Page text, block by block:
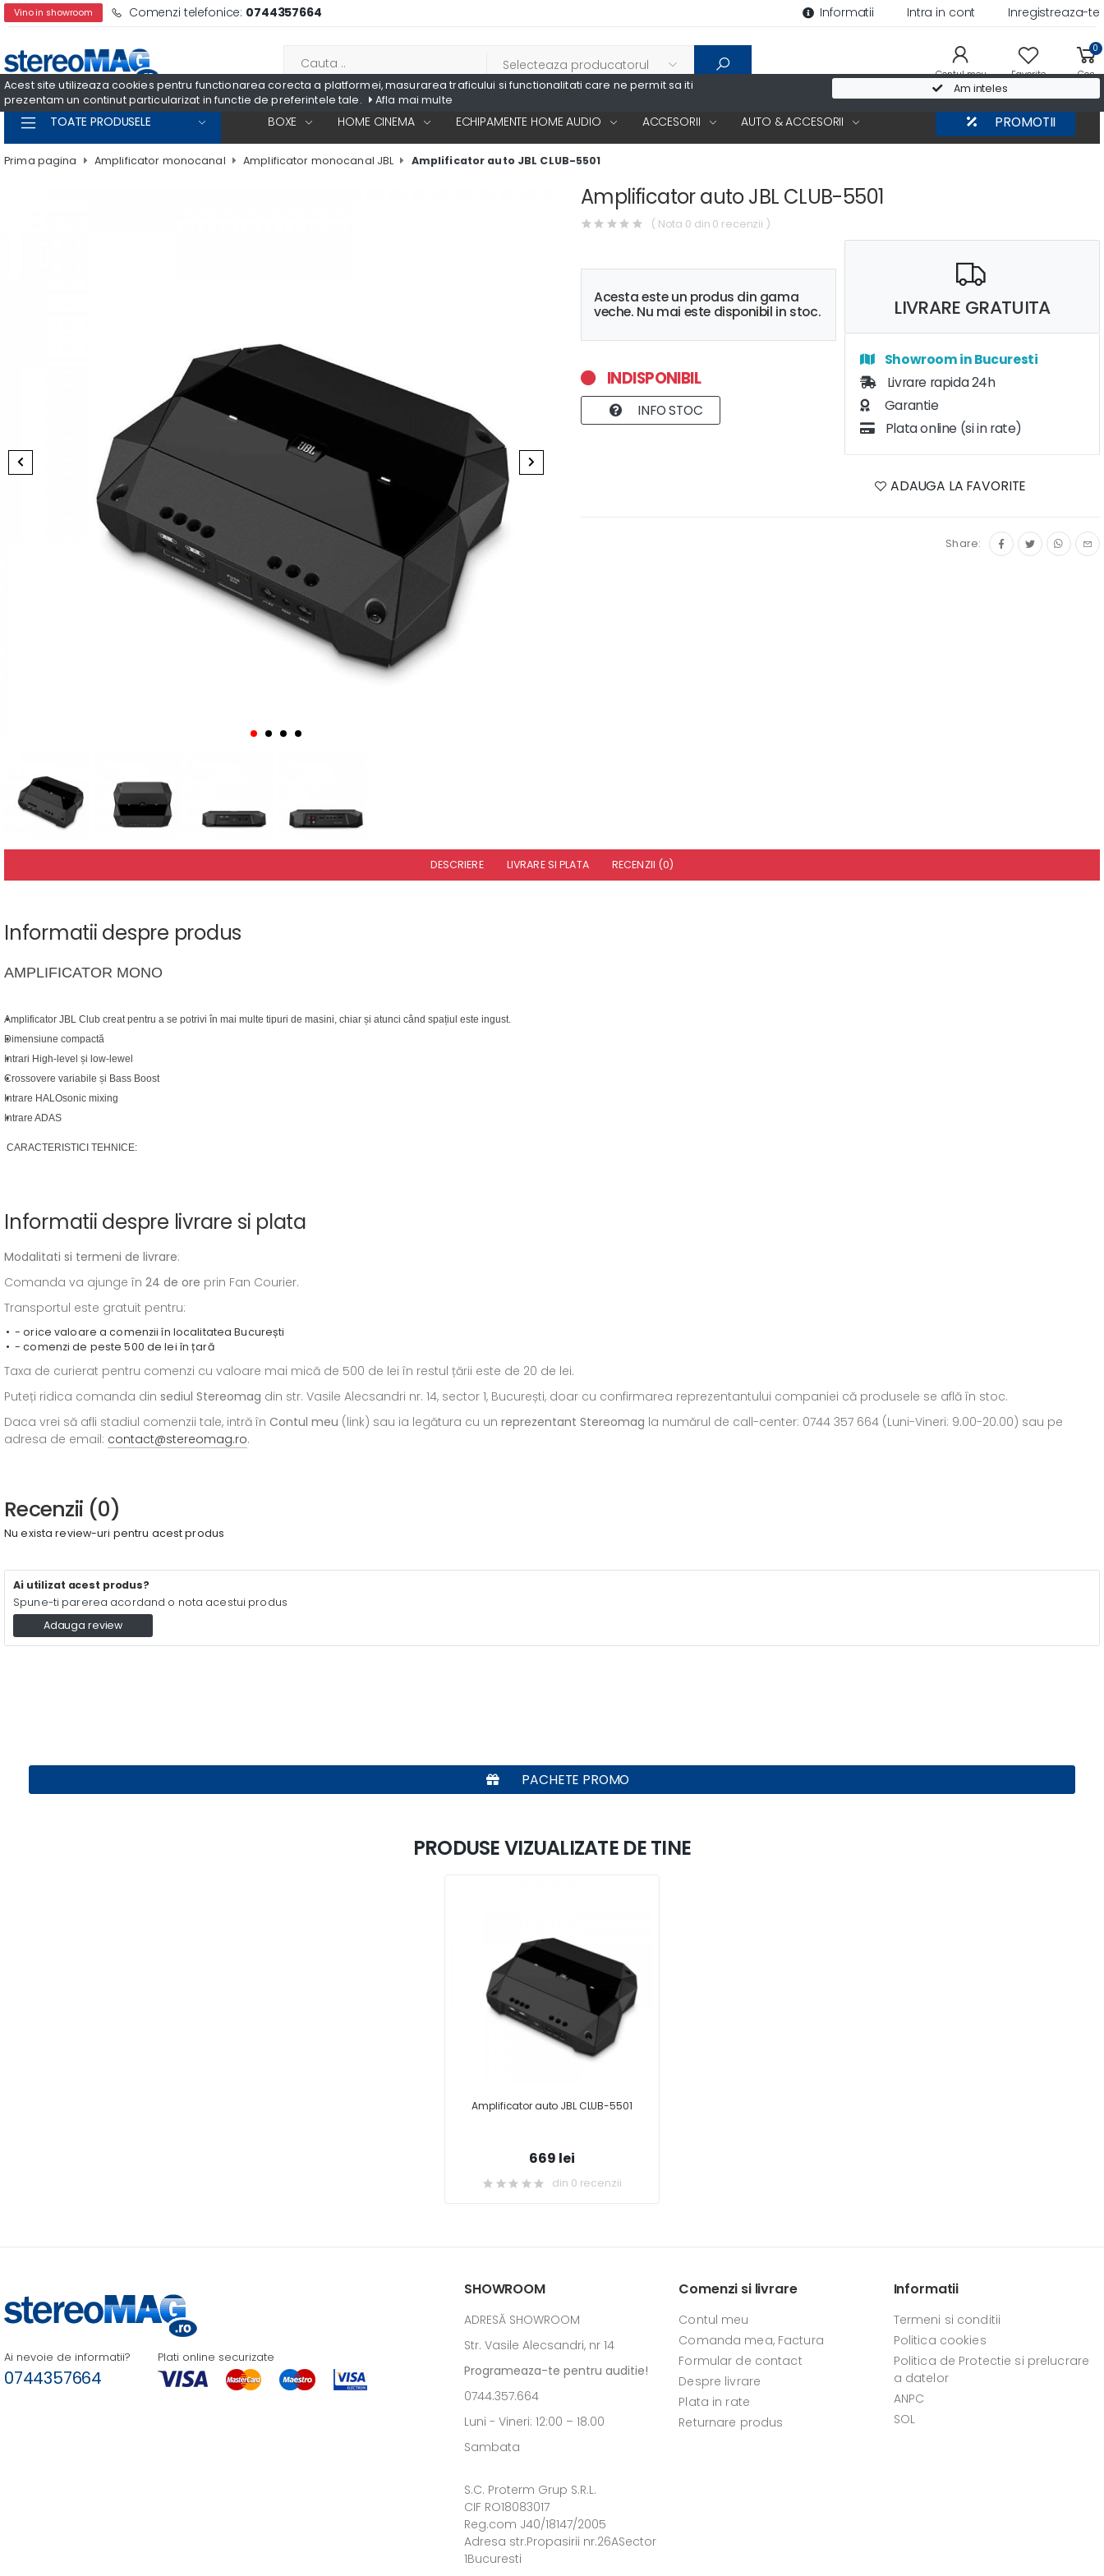
Acest site utilizeaza cookies pentru functionarea corecta a platformei, masurarea traficului si functionalitati care ne permit sa iti
prezentam un continut particularizat in functie de preferintele tale.
Afla mai multe
Am inteles
Vino in showroom Comenzi telefonice: 0744357664 Informatii Intra in cont Inregistreaza-te
Contul meu Favorite
0
Cos
TOATE PRODUSELE BOXE HOME CINEMA ECHIPAMENTE HOME AUDIO ACCESORII AUTO & ACCESORII PROMOTII
Prima pagina Amplificator monocanal Amplificator monocanal JBL Amplificator auto JBL CLUB-5501
Amplificator auto JBL CLUB-5501
( Nota 0 din 0 recenzii )
Acesta este un produs din gama
veche. Nu mai este disponibil in stoc.
INDISPONIBIL
INFO STOC
LIVRARE GRATUITA
Showroom in Bucuresti
Livrare rapida 24h
Garantie
Plata online (si in rate)
ADAUGA LA FAVORITE
Share:
DESCRIERE LIVRARE SI PLATA RECENZII (0)
Informatii despre produs
AMPLIFICATOR MONO
Amplificator JBL Club creat pentru a se potrivi în mai multe tipuri de masini, chiar și atunci când spațiul este ingust.
Dimensiune compactă
Intrari High-level și low-lewel
Crossovere variabile și Bass Boost
Intrare HALOsonic mixing
Intrare ADAS
CARACTERISTICI TEHNICE:
Informatii despre livrare si plata
Modalitati si termeni de livrare:
Comanda va ajunge în 24 de ore prin Fan Courier.
Transportul este gratuit pentru:
- orice valoare a comenzii în localitatea București
- comenzi de peste 500 de lei în țară
Taxa de curierat pentru comenzi cu valoare mai mică de 500 de lei în restul țării este de 20 de lei.
Puteți ridica comanda din sediul Stereomag din str. Vasile Alecsandri nr. 14, sector 1, București, doar cu confirmarea reprezentantului companiei că produsele se află în stoc.
Daca vrei să afli stadiul comenzii tale, intră în Contul meu (link) sau ia legătura cu un reprezentant Stereomag la numărul de call-center: 0744 357 664 (Luni-Vineri: 9.00-20.00) sau pe
adresa de email: contact@stereomag.ro.
Recenzii (0)
Nu exista review-uri pentru acest produs
Ai utilizat acest produs?
Spune-ti parerea acordand o nota acestui produs
Adauga review
PACHETE PROMO
PRODUSE VIZUALIZATE DE TINE
Amplificator auto JBL CLUB-5501
669 lei
din 0 recenzii
Ai nevoie de informatii?
0744357664
Plati online securizate
SHOWROOM
ADRESĂ SHOWROOM
Str. Vasile Alecsandri, nr 14
Programeaza-te pentru auditie!
0744.357.664
Luni - Vineri: 12:00 – 18.00
Sambata
S.C. Proterm Grup S.R.L.
CIF RO18083017
Reg.com J40/18147/2005
Adresa str.Propasirii nr.26ASector
1Bucuresti
Comenzi si livrare
Contul meu
Comanda mea, Factura
Formular de contact
Despre livrare
Plata in rate
Returnare produs
Informatii
Termeni si conditii
Politica cookies
Politica de Protectie si prelucrare
a datelor
ANPC
SOL